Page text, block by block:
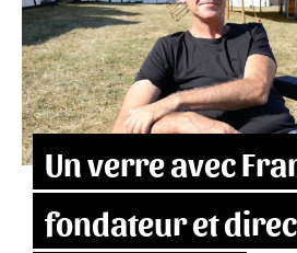
Un verre avec
fondateur et